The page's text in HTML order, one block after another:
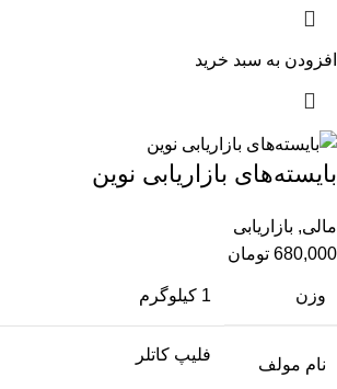
افزودن به سبد خرید
بایسته‌های بازاریابی نوین
مالی, بازاریابی
680,000 تومان
وزن 1 کیلوگرم
نام مولف
فلیپ کاتلر